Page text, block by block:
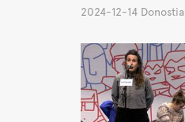
2024-12-14 Donostia